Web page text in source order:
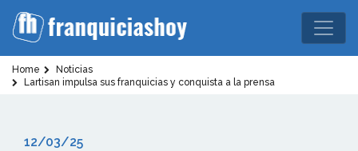
Home
Noticias
Lartisan impulsa sus franquicias y conquista a la prensa
12/03/25